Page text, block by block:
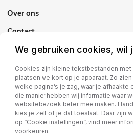
Over ons
Contact
We gebruiken cookies, wil
Cookies zijn kleine tekstbestanden met
plaatsen we kort op je apparaat. Zo
welke pagina’s je zag, waar je afhaakte
die manier hebben wij informatie waar
websitebezoek beter mee maken.
kies je zelf of je dat toestaat. Daar zijn
op “Cookie instellingen”, vind meer
voorkeuren.